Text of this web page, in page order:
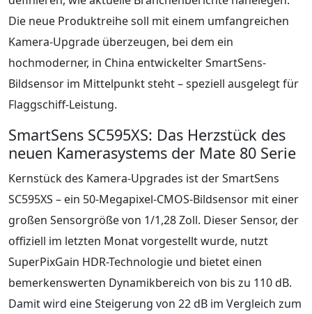
Die neue Produktreihe soll mit einem umfangreichen
Kamera-Upgrade überzeugen, bei dem ein
hochmoderner, in China entwickelter SmartSens-
Bildsensor im Mittelpunkt steht – speziell ausgelegt für
Flaggschiff-Leistung.
SmartSens SC595XS: Das Herzstück des
neuen Kamerasystems der Mate 80 Serie
Kernstück des Kamera-Upgrades ist der SmartSens
SC595XS – ein 50-Megapixel-CMOS-Bildsensor mit einer
großen Sensorgröße von 1/1,28 Zoll. Dieser Sensor, der
offiziell im letzten Monat vorgestellt wurde, nutzt
SuperPixGain HDR-Technologie und bietet einen
bemerkenswerten Dynamikbereich von bis zu 110 dB.
Damit wird eine Steigerung von 22 dB im Vergleich zum